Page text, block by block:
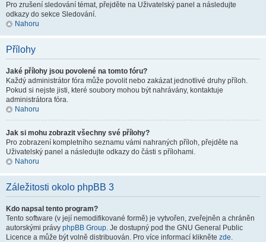
Pro zrušení sledování témat, přejděte na Uživatelský panel a následujte
odkazy do sekce Sledování.
Nahoru
Přílohy
Jaké přílohy jsou povolené na tomto fóru?
Každý administrátor fóra může povolit nebo zakázat jednotlivé druhy příloh.
Pokud si nejste jisti, které soubory mohou být nahrávány, kontaktuje
administrátora fóra.
Nahoru
Jak si mohu zobrazit všechny své přílohy?
Pro zobrazení kompletního seznamu vámi nahraných příloh, přejděte na
Uživatelský panel a následujte odkazy do části s přílohami.
Nahoru
Záležitosti okolo phpBB 3
Kdo napsal tento program?
Tento software (v její nemodifikované formě) je vytvořen, zveřejněn a chráněn
autorskými právy phpBB Group. Je dostupný pod the GNU General Public
Licence a může být volně distribuován. Pro více informací klikněte zde.